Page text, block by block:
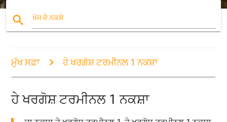
search ਖੋਜ ਦੇ ਨਕਸ਼ੇ
ਮੁੱਖ ਸਫ਼ਾ ਹੇ ਖਰਗੋਸ਼ ਟਰਮੀਨਲ 1 ਨਕਸ਼ਾ
ਹੇ ਖਰਗੋਸ਼ ਟਰਮੀਨਲ 1 ਨਕਸ਼ਾ